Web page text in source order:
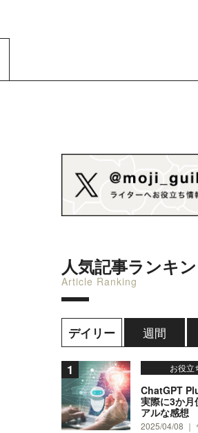
人気記事ランキ
Article Ranking
デイリー 週間
お役立
ChatGPT
実際に3か月
アルな感想
2025/04/08 ｜